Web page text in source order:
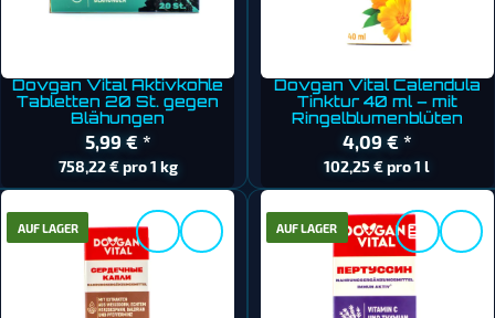
Dovgan Vital Aktivkohle
Tabletten 20 St. gegen
Blähungen
5,99 € *
758,22 € pro 1 kg
Dovgan Vital Calendula
Tinktur 40 ml – mit
Ringelblumenblüten
4,09 € *
102,25 € pro 1 l
AUF LAGER AUF LAGER